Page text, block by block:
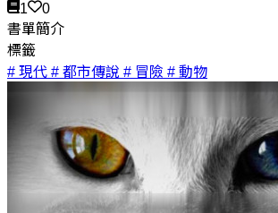
1
0
書單簡介
標籤
# 現代 # 都市傳說 # 冒險 # 動物